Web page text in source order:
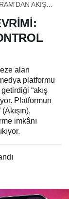
AKIŞ
KONTROL
alan
platformu
“akış
Platformun
imkânı